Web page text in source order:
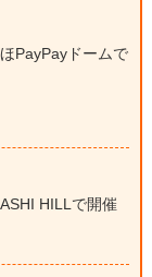
PayPayドームで
HILLで開催